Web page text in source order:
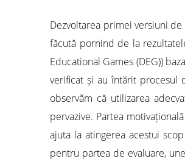
Dezvoltarea primei versiuni de
făcută pornind de la
Educational Games (DEG))
verificat și au întărit procesul
observăm că utilizarea
pervazive. Partea
ajuta la atingerea acestui
pentru partea de evaluare,